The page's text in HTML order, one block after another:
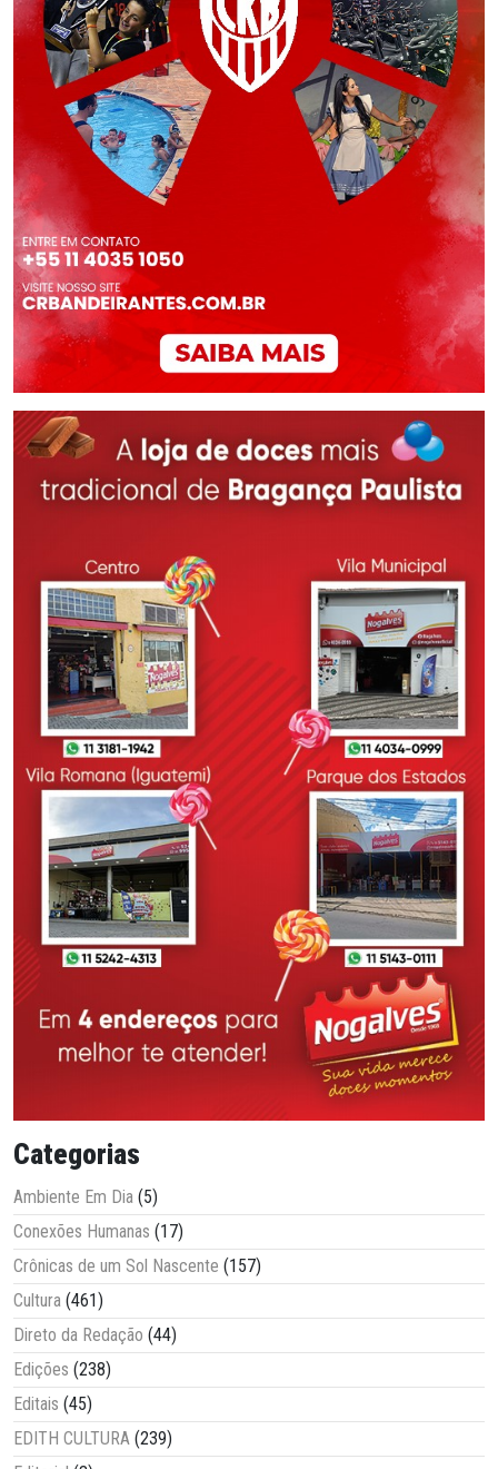
Categorias
Ambiente Em Dia (5)
Conexões Humanas (17)
Crônicas de um Sol Nascente (157)
Cultura (461)
Direto da Redação (44)
Edições (238)
Editais (45)
EDITH CULTURA (239)